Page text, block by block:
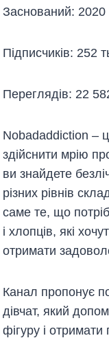
Заснований: 2020
Підписчиків: 252
Переглядів: 22
Nobadaddiction –
здійснити мрію
ви знайдете
різних рівнів
саме те, що
і хлопців, які
отримати
Канал пропонує
дівчат, який
фігуру і